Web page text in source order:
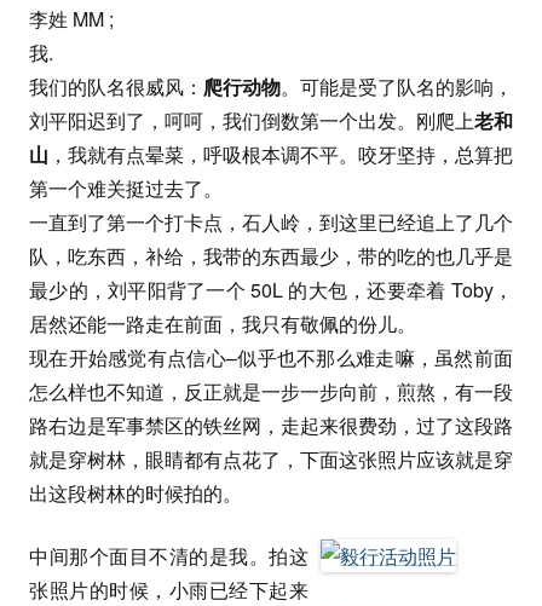
李姓 MM ;
我.
我们的队名很威风： 爬行动物。可能是受了队名的影响，
刘平阳迟到了，呵呵，我们倒数第一个出发。刚爬上老和
山 ，我就有点晕菜，呼吸根本调不平。咬牙坚持，总算把
第一个难关挺过去了。
一直到了第一个打卡点，石人岭，到这里已经追上了几个
队，吃东西，补给，我带的东西最少，带的吃的也几乎是
最少的，刘平阳背了一个 50L 的大包，还要牵着 Toby，
居然还能一路走在前面，我只有敬佩的份儿。
现在开始感觉有点信心–似乎也不那么难走嘛，虽然前面
怎么样也不知道，反正就是一步一步向前，煎熬，有一段
路右边是军事禁区的铁丝网，走起来很费劲，过了这段路
就是穿树林，眼睛都有点花了，下面这张照片应该就是穿
出这段树林的时候拍的。
中间那个面目不清的是我。拍这
张照片的时候，小雨已经下起来